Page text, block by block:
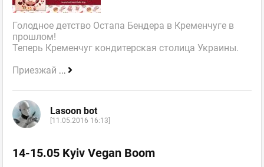
Голодное детство Остапа Бендера в Кременчуге в
прошлом!
Теперь Кременчуг кондитерская столица Украины.
Приезжай ...
Lasoon bot
[11.05.2016 16:13]
14-15.05 Kyiv Vegan Boom